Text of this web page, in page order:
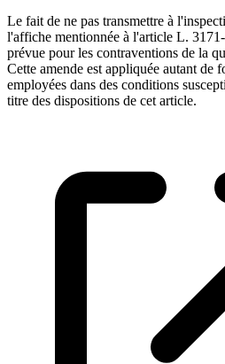
Le fait de ne pas transmettre à
l'affiche mentionnée à l'article L.
prévue pour les contraventions de la
Cette amende est appliquée autant de
employées dans des conditions
titre des dispositions de cet article.